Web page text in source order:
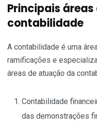
Principais
contabilidade
A contabilidade é uma
ramificações e
áreas de atuação da
Contabilidade
das demonstrações